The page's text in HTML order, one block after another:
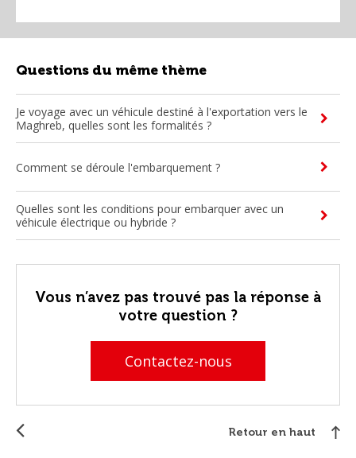
Questions du même thème
Je voyage avec un véhicule destiné à l'exportation vers le
Maghreb, quelles sont les formalités ?
Comment se déroule l'embarquement ?
Quelles sont les conditions pour embarquer avec un
véhicule électrique ou hybride ?
Vous n’avez pas trouvé pas la réponse à
votre question ?
Contactez-nous
Retour en haut